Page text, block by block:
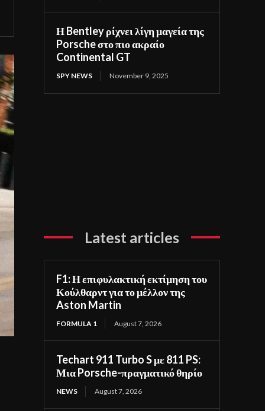
Η Bentley ρίχνει λίγη μαγεία της
Porsche στο πιο ακραίο
Continental GT
SPY NEWS November 9, 2025
Latest articles
F1: Η επιφυλακτική εκτίμηση του
Κούλθαρντ για το μέλλον της
Aston Martin
FORMULA 1 August 7, 2026
Techart 911 Turbo S με 811 PS:
Μια Porsche-πραγματικό θηρίο
NEWS August 7, 2026